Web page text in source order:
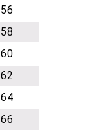
56
58
60
62
64
66